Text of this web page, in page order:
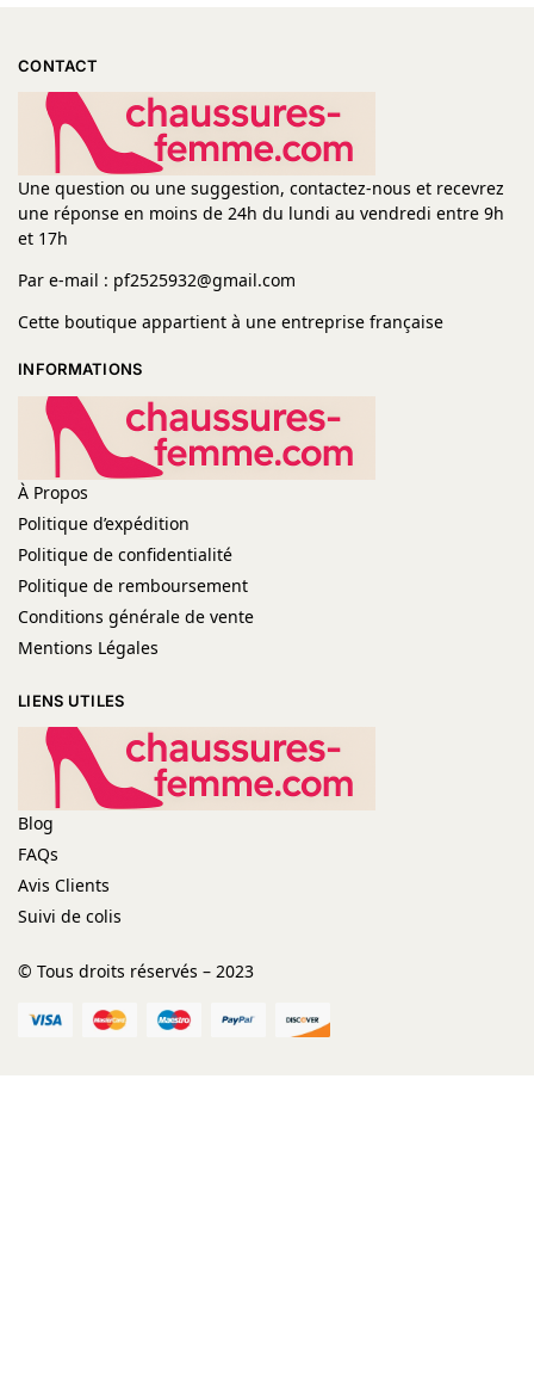
CONTACT
Une question ou une suggestion, contactez-nous et recevrez
une réponse en moins de 24h du lundi au vendredi entre 9h
et 17h
Par e-mail : pf2525932@gmail.com
Cette boutique appartient à une entreprise française
INFORMATIONS
À Propos
Politique d’expédition
Politique de confidentialité
Politique de remboursement
Conditions générale de vente
Mentions Légales
LIENS UTILES
Blog
FAQs
Avis Clients
Suivi de colis
© Tous droits réservés – 2023